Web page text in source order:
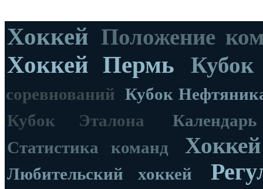
Хоккей Положение
Хоккей Пермь
соревнований Кубок
Кубок Эталона
Статистика команд
Любительский хоккей